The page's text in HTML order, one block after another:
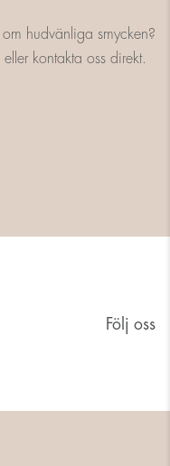
hudvänliga smycken?
kontakta oss direkt.
Följ oss